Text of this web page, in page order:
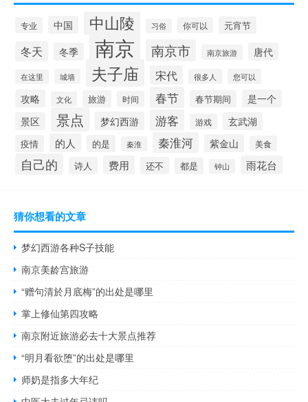
专业 中国 中山陵 习俗 你可以 元宵节
冬天 冬季 南京 南京市 南京旅游 唐代
在这里 城墙 夫子庙 宋代 很多人 您可以
攻略 文化 旅游 时间 春节 春节期间
是一个
景区
景点 梦幻西游 游客 游戏 玄武湖
疫情 的人 的是 秦淮 秦淮河 紫金山 美食
自己的 诗人 费用 还不 都是 钟山 雨花台
猜你想看的文章
梦幻西游各种S子技能
南京美龄宫旅游
“赠句清於月底梅”的出处是哪里
掌上修仙第四攻略
南京附近旅游必去十大景点推荐
“明月看欲堕”的出处是哪里
师奶是指多大年纪